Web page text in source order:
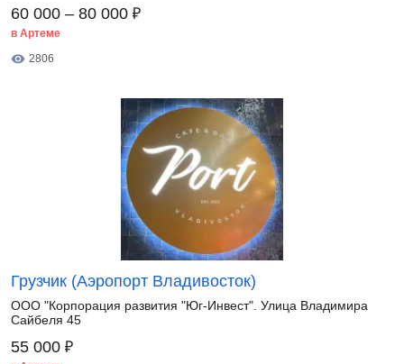
60 000 – 80 000 ₽
в Артеме
2806
Грузчик (Аэропорт Владивосток)
ООО "Корпорация развития "Юг-Инвест". Улица Владимира
Сайбеля 45
55 000 ₽